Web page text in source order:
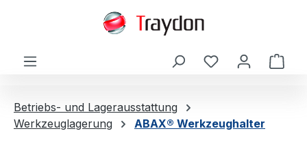
Betriebs- und Lagerausstattung
Werkzeuglagerung
ABAX® Werkzeughalter